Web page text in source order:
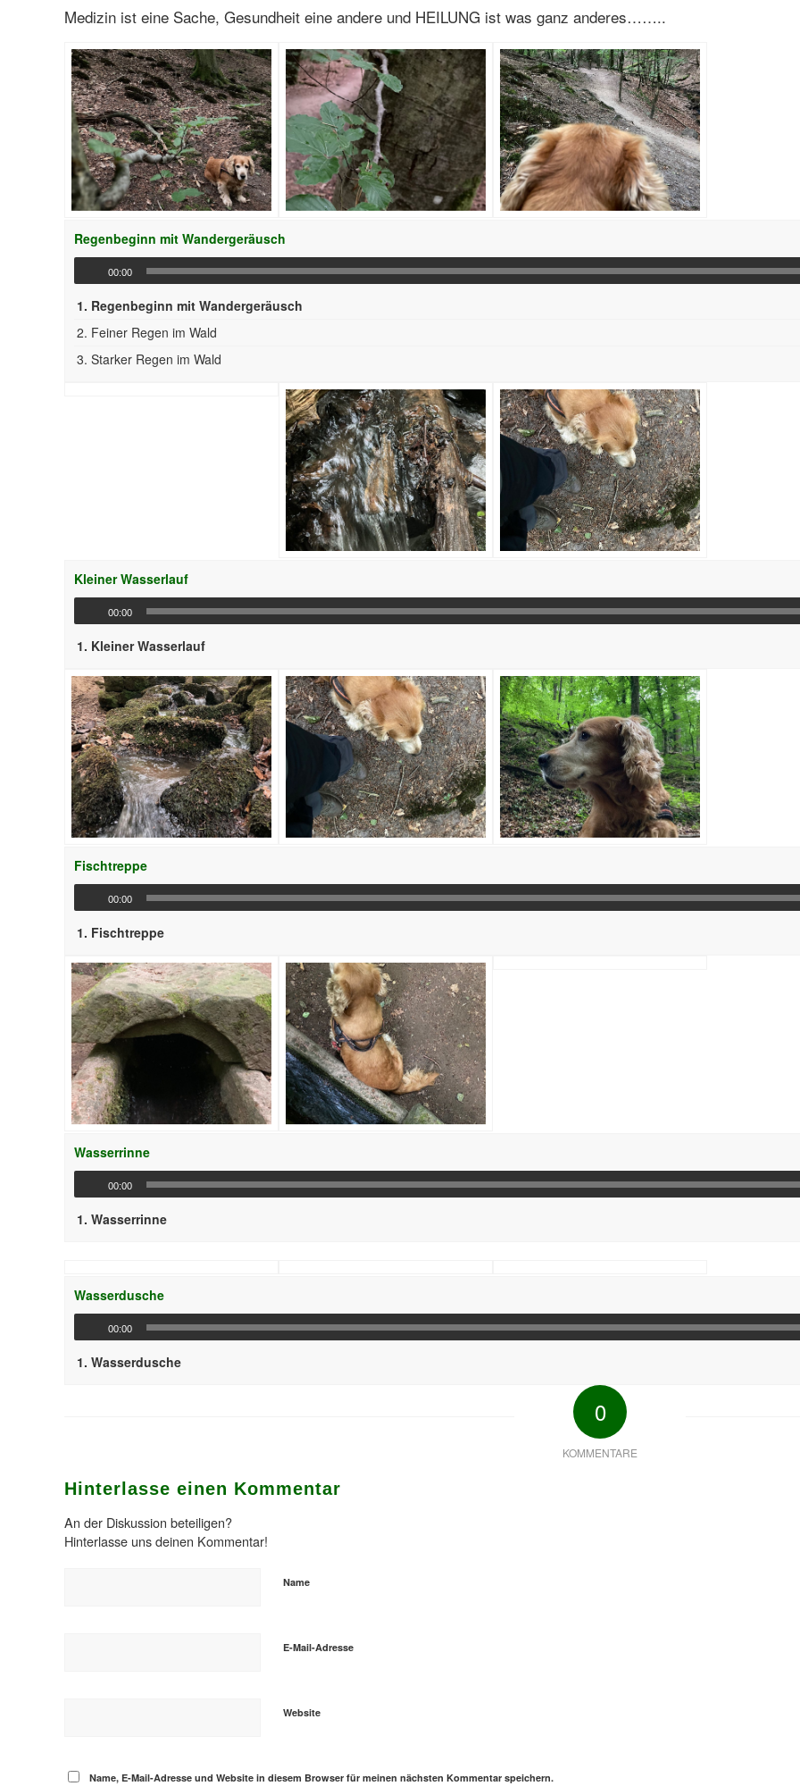
Medizin ist eine Sache, Gesundheit eine andere und HEILUNG ist was ganz anderes……..
Regenbeginn mit Wandergeräusch
00:00
1. Regenbeginn mit Wandergeräusch
2. Feiner Regen im Wald
3. Starker Regen im Wald
Kleiner Wasserlauf
00:00
1. Kleiner Wasserlauf
Fischtreppe
00:00
1. Fischtreppe
Wasserrinne
00:00
1. Wasserrinne
Wasserdusche
00:00
1. Wasserdusche
0
KOMMENTARE
Hinterlasse einen Kommentar
An der Diskussion beteiligen?
Hinterlasse uns deinen Kommentar!
Name
E-Mail-Adresse
Website
Name, E-Mail-Adresse und Website in diesem Browser für meinen nächsten Kommentar speichern.